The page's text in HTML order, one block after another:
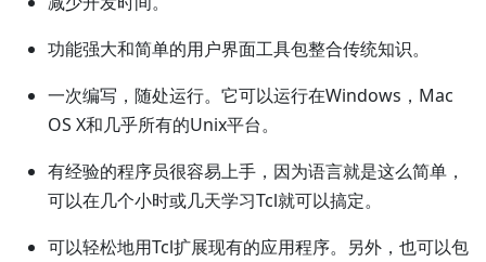
功能强大和简单的用户界面工具包整合传统知识。
一次编写，随处运行。它可以运行在Windows，Mac
OS X和几乎所有的Unix平台。
有经验的程序员很容易上手，因为语言就是这么简单，
可以在几个小时或几天学习Tcl就可以搞定。
可以轻松地用Tcl扩展现有的应用程序。另外，也可以包